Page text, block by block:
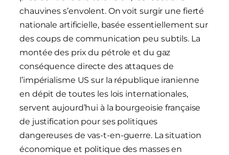
chauvines s’envolent. On voit surgir une fierté
nationale artificielle, basée essentiellement sur
des coups de communication peu subtils. La
montée des prix du pétrole et du gaz
conséquence directe des attaques de
l’impérialisme US sur la république iranienne
en dépit de toutes les lois internationales,
servent aujourd’hui à la bourgeoisie française
de justification pour ses politiques
dangereuses de vas-t-en-guerre. La situation
économique et politique des masses en